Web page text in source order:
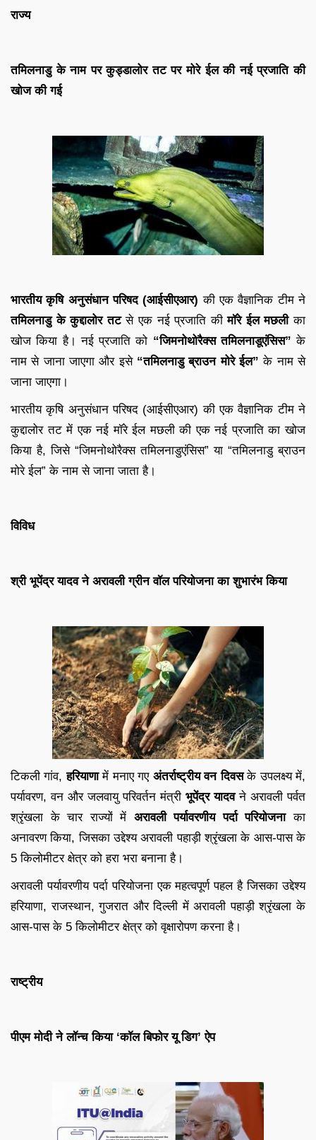
राज्य
तमिलनाडु के नाम पर कुड्डालोर तट पर मोरे ईल की नई प्रजाति की
खोज की गई
भारतीय कृषि अनुसंधान परिषद (आईसीएआर) की एक वैज्ञानिक टीम ने
तमिलनाडु के कुद्दालोर तटसे एक नई प्रजाति कीमॉरे ईल मछलीका
खोज किया है। नई प्रजाति को “जिमनोथोरैक्स तमिलनाडूएंसिस” के
नाम से जाना जाएगा और इसे“तमिलनाडु ब्राउन मोरे ईल” के नाम से
जाना जाएगा।
भारतीय कृषि अनुसंधान परिषद (आईसीएआर) की एक वैज्ञानिक टीम ने
कुद्दालोर तट में एक नई मॉरे ईल मछली की एक नई प्रजाति का खोज
किया है, जिसे “जिमनोथोरैक्स तमिलनाडुएंसिस” या “तमिलनाडु ब्राउन
मोरे ईल” के नाम से जाना जाता है।
विविध
श्री भूपेंद्र यादव ने अरावली ग्रीन वॉल परियोजना का शुभारंभ किया
टिकली गांव,हरियाणामें मनाए गए अंतर्राष्ट्रीय वन दिवसके उपलक्ष्य में,
पर्यावरण, वन और जलवायु परिवर्तन मंत्री भूपेंद्र यादवने अरावली पर्वत
श्रृंखला के चार राज्यों में अरावली पर्यावरणीय पर्दा परियोजनाका
अनावरण किया, जिसका उद्देश्य अरावली पहाड़ी श्रृंखला के आस-पास के
5 किलोमीटर क्षेत्र को हरा भरा बनाना है।
अरावली पर्यावरणीय पर्दा परियोजना एक महत्वपूर्ण पहल है जिसका उद्देश्य
हरियाणा, राजस्थान, गुजरात और दिल्ली में अरावली पहाड़ी श्रृंखला के
आस-पास के 5 किलोमीटर क्षेत्र को वृक्षारोपण करना है।
राष्ट्रीय
पीएम मोदी ने लॉन्च किया ‘कॉल बिफोर यू डिग’ ऐप